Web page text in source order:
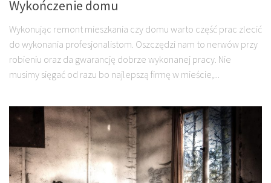
Wykończenie domu
Wykonując remont mieszkania czy domu warto część prac zlecić
do wykonania profesjonalistom. Oszczędzi nam to nerwów przy
robieniu oraz da gwarancję dobrze wykonanej pracy. Nie
musimy sięgać od razu bo najlepszą firmę w mieście,...